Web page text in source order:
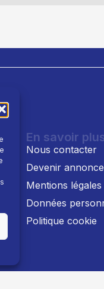
En savoir
Nous contacter
Devenir
Mentions légales
Données
Politique cookie